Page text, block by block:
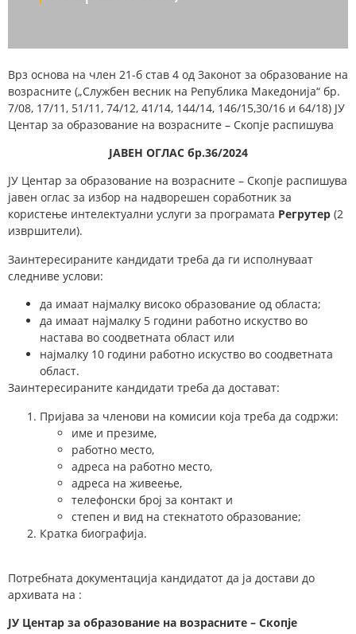
Врз основа на член 21-б став 4 од Законот за образование на
возрасните („Службен весник на Република Македонија“ бр.
7/08, 17/11, 51/11, 74/12, 41/14, 144/14, 146/15,30/16 и 64/18) ЈУ
Центар за образование на возрасните – Скопје распишува
ЈАВЕН ОГЛАС бр.36/2024
ЈУ Центар за образование на возрасните – Скопје распишува
јавен оглас за избор на надворешен соработник за
користење интелектуални услуги за програмата Регрутер (2
извршители).
Заинтересираните кандидати треба да ги исполнуваат
следниве услови:
да имаат најмалку високо образование од областа;
да имаат најмалку 5 години работно искуство во
настава во соодветната област или
најмалку 10 години работно искуство во соодветната
област.
Заинтересираните кандидати треба да достават:
Пријава за членови на комисии која треба да содржи:
име и презиме,
работно место,
адреса на работно место,
адреса на живеење,
телефонски број за контакт и
степен и вид на стекнатото образование;
Кратка биографија.
Потребната документација кандидатот да ја достави до
архивата на :
ЈУ Центар за образование на возрасните – Скопје